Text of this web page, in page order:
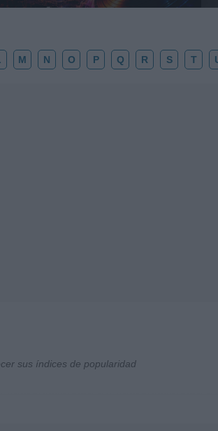
M N O P Q R S T
sus índices de popularidad